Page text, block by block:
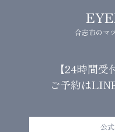
合志市のマ
【24時間受
ご予約は
公